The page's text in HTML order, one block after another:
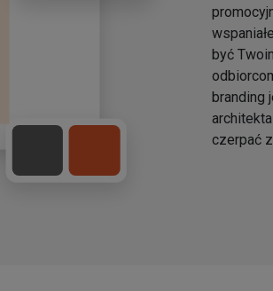
być
branding
czerpać